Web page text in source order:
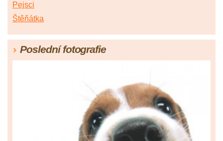
Pejsci
Štěňátka
Poslední fotografie